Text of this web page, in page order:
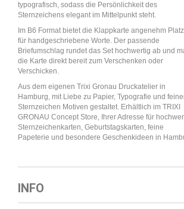
typografisch, sodass die Persönlichkeit des
Sternzeichens elegant im Mittelpunkt steht.
Im B6 Format bietet die Klappkarte angenehm Platz
für handgeschriebene Worte. Der passende
Briefumschlag rundet das Set hochwertig ab und
die Karte direkt bereit zum Verschenken oder
Verschicken.
Aus dem eigenen Trixi Gronau Druckatelier in
Hamburg, mit Liebe zu Papier, Typografie und
Sternzeichen Motiven gestaltet. Erhältlich im TRIXI
GRONAU Concept Store, Ihrer Adresse für
Sternzeichenkarten, Geburtstagskarten, feine
Papeterie und besondere Geschenkideen in
INFO